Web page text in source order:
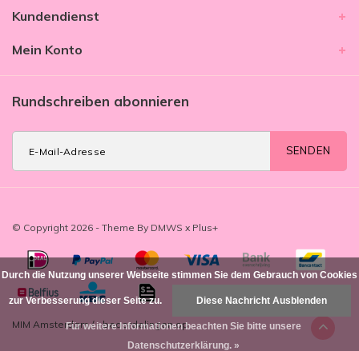
Kundendienst
Mein Konto
Rundschreiben abonnieren
SENDEN
© Copyright 2026 - Theme By DMWS x Plus+
MIM Amsterdam /-beoordelingen op
Durch die Nutzung unserer Webseite stimmen Sie dem Gebrauch von Cookies
zur Verbesserung dieser Seite zu. Diese Nachricht Ausblenden
Für weitere Informationen beachten Sie bitte unsere
Datenschutzerklärung. »